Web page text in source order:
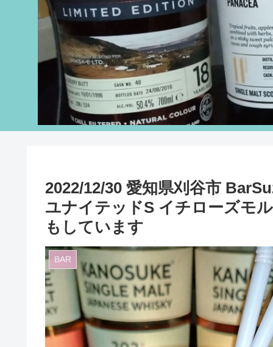
2022/12/30 愛知県刈谷市
ユナイテッドS イチローズモ
もしています
BAR